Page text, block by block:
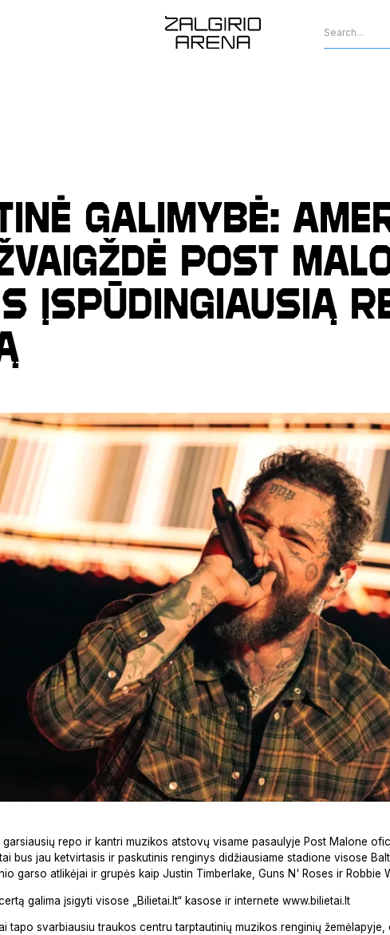
galimybė:
Post
įspūdingiausią
repo ir kantri muzikos atstovų visame pasaulyje Post Malone
bus jau ketvirtasis ir paskutinis renginys didžiausiame stadione visose
garso atlikėjai ir grupės kaip Justin Timberlake, Guns N' Roses ir Robbie
galima įsigyti visose „Bilietai.lt“ kasose ir internete www.bilietai.lt
tapo svarbiausiu traukos centru tarptautinių muzikos renginių